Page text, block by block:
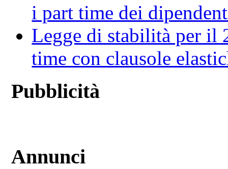
i part time dei
Legge di stabilità per il
time con clausole
Pubblicità
Annunci